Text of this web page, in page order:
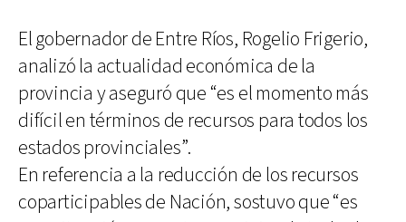
El gobernador de Entre Ríos, Rogelio Frigerio,
analizó la actualidad económica de la
provincia y aseguró que “es el momento más
difícil en términos de recursos para todos los
estados provinciales”.
En referencia a la reducción de los recursos
coparticipables de Nación, sostuvo que “es